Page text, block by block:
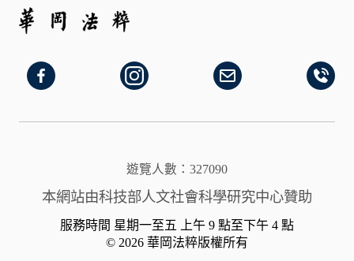
遊覽人數：327090
本網站由科技部人文社會科學研究中心贊助
服務時間 星期一至五 上午 9 點至下午 4 點
© 2026 華岡法粹版權所有